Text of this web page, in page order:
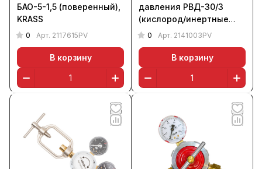
БАО-5-1,5 (поверенный),
KRASS
0 Арт. 2117615PV
В корзину
давления РВД-30/3
(кислород/инертные
газы, поверенный),
0 Арт. 2141003PV
В корзину